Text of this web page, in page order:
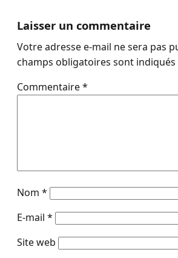
Laisser un commentaire
Votre adresse e-mail ne sera pas
champs obligatoires sont indiqués
Commentaire*
Nom *
E-mail *
Site web